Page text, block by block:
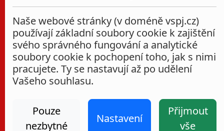
Naše webové stránky (v doméně vspj.cz)
používají základní soubory cookie k zajištění
svého správného fungování a analytické
soubory cookie k pochopení toho, jak s nimi
pracujete. Ty se nastavují až po udělení
Vašeho souhlasu.
Pouze
nezbytné
Nastavení
Přijmout
vše